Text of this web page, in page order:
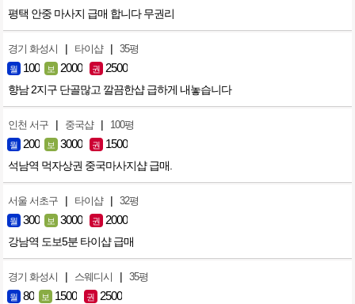
평택 안중 마사지 급매 합니다 무권리
경기 화성시 | 타이샵 | 35평
월 100 보 2000 권 2500
향남 2지구 단골많고 깔끔한샵 급하게 내놓습니다
인천 서구 | 중국샵 | 100평
월 200 보 3000 권 1500
석남역 먹자상권 중국마사지샵 급매.
서울 서초구 | 타이샵 | 32평
월 300 보 3000 권 2000
강남역 도보5분 타이샵 급매
경기 화성시 | 스웨디시 | 35평
월 80 보 1500 권 2500